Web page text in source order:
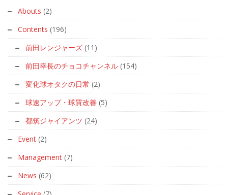
Abouts
(2)
Contents
(196)
前田レンジャーズ (11)
前田幸長のチョコチャンネル
(154)
変化球オタクの日常 (2)
球速アップ・球質改善 (5)
都筑ジャイアンツ (24)
Event (2)
Management (7)
News
(62)
Service
(7)